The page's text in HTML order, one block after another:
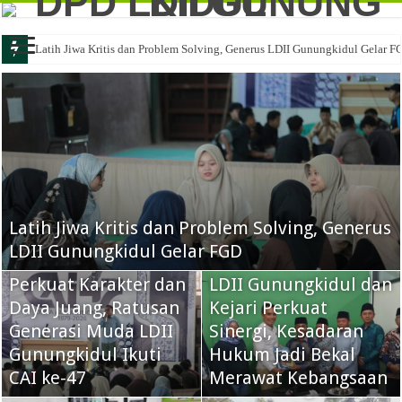
Latih Jiwa Kritis dan Problem Solving, Generus LDII Gunungkidul Gelar
Latih Jiwa Kritis dan Problem Solving, Generus
LDII Gunungkidul Gelar FGD
Perkuat Karakter dan
Daya Juang, Ratusan
Generasi Muda LDII
Gunungkidul Ikuti
CAI ke-47
LDII Gunungkidul dan
Kejari Perkuat
Sinergi, Kesadaran
Hukum Jadi Bekal
Merawat Kebangsaan
LDII Gunungkidul
LDII Gunungkidul